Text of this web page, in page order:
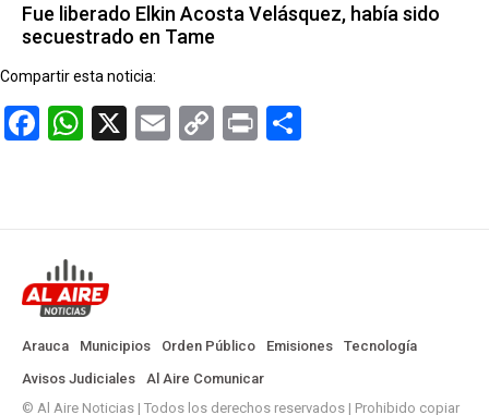
Fue liberado Elkin Acosta Velásquez, había sido
secuestrado en Tame
Compartir esta noticia:
Facebook
WhatsApp
X EmailCopy
Print
Arauca Municipios Orden Público Emisiones
Tecnología
Avisos Judiciales
Al Aire Comunicar
© Al Aire Noticias | Todos los derechos reservados | Prohibido copiar